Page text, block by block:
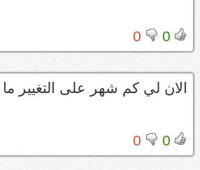
0
0
الان لي كم شهر على التغيير
0
0